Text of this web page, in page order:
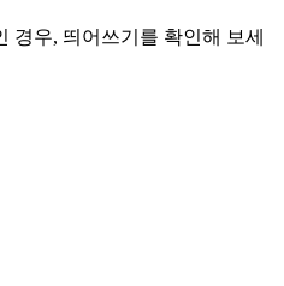
경우, 띄어쓰기를 확인해 보세